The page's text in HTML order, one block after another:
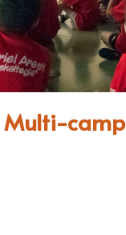
Multi-